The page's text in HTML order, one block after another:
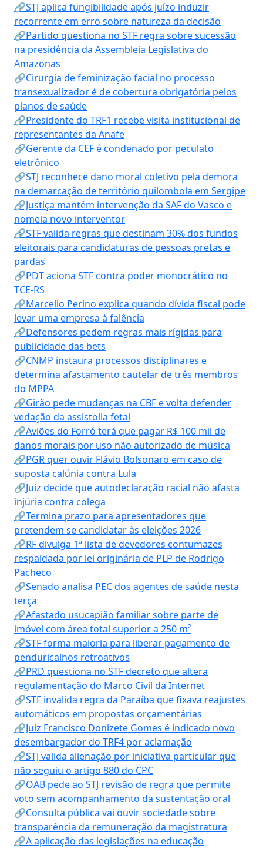
🔗STJ aplica fungibilidade após juízo induzir
recorrente em erro sobre natureza da decisão
🔗Partido questiona no STF regra sobre sucessão
na presidência da Assembleia Legislativa do
Amazonas
🔗Cirurgia de feminização facial no processo
transexualizador é de cobertura obrigatória pelos
planos de saúde
🔗Presidente do TRF1 recebe visita institucional de
representantes da Anafe
🔗Gerente da CEF é condenado por peculato
eletrônico
🔗STJ reconhece dano moral coletivo pela demora
na demarcação de território quilombola em Sergipe
🔗Justiça mantém intervenção da SAF do Vasco e
nomeia novo interventor
🔗STF valida regras que destinam 30% dos fundos
eleitorais para candidaturas de pessoas pretas e
pardas
🔗PDT aciona STF contra poder monocrático no
TCE-RS
🔗Marcello Perino explica quando dívida fiscal pode
levar uma empresa à falência
🔗Defensores pedem regras mais rígidas para
publicidade das bets
🔗CNMP instaura processos disciplinares e
determina afastamento cautelar de três membros
do MPPA
🔗Girão pede mudanças na CBF e volta defender
vedação da assistolia fetal
🔗Aviões do Forró terá que pagar R$ 100 mil de
danos morais por uso não autorizado de música
🔗PGR quer ouvir Flávio Bolsonaro em caso de
suposta calúnia contra Lula
🔗Juiz decide que autodeclaração racial não afasta
injúria contra colega
🔗Termina prazo para apresentadores que
pretendem se candidatar às eleições 2026
🔗RF divulga 1ª lista de devedores contumazes
respaldada por lei originária de PLP de Rodrigo
Pacheco
🔗Senado analisa PEC dos agentes de saúde nesta
terça
🔗Afastado usucapião familiar sobre parte de
imóvel com área total superior a 250 m²
🔗STF forma maioria para liberar pagamento de
penduricalhos retroativos
🔗PRD questiona no STF decreto que altera
regulamentação do Marco Civil da Internet
🔗STF invalida regra da Paraíba que fixava reajustes
automáticos em propostas orçamentárias
🔗Juiz Francisco Donizete Gomes é indicado novo
desembargador do TRF4 por aclamação
🔗STJ valida alienação por iniciativa particular que
não seguiu o artigo 880 do CPC
🔗OAB pede ao STJ revisão de regra que permite
voto sem acompanhamento da sustentação oral
🔗Consulta pública vai ouvir sociedade sobre
transparência da remuneração da magistratura
🔗A aplicação das legislações na educação